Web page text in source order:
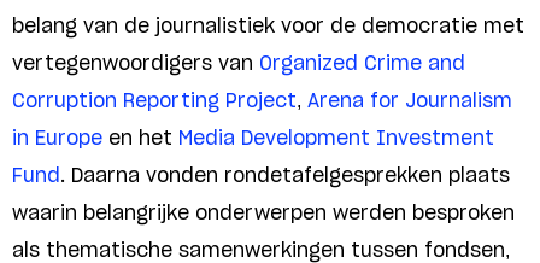
belang van de journalistiek voor de democratie met
vertegenwoordigers van Organized Crime and
Corruption Reporting Project, Arena for Journalism
in Europe en het Media Development Investment
Fund . Daarna vonden rondetafelgesprekken plaats
waarin belangrijke onderwerpen werden besproken
als thematische samenwerkingen tussen fondsen,